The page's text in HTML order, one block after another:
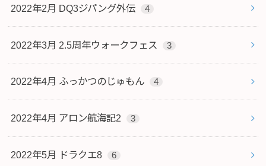
2022年2月 DQ3ジパング外伝 4
2022年3月 2.5周年ウォークフェス 3
2022年4月 ふっかつのじゅもん 4
2022年4月 アロン航海記2 3
2022年5月 ドラクエ8 6